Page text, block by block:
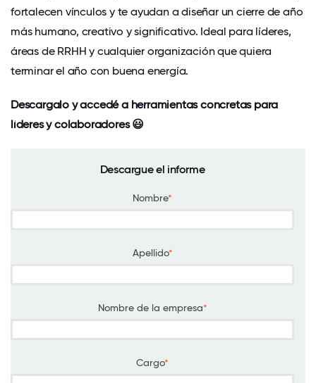
fortalecen vínculos y te ayudan a diseñar un cierre de año
más humano, creativo y significativo. Ideal para líderes,
áreas de RRHH y cualquier organización que quiera
terminar el año con buena energía.
Descargalo y accedé a herramientas concretas para
líderes y colaboradores 😃
Descargue el informe
Nombre*
Apellido*
Nombre de la empresa*
Cargo*